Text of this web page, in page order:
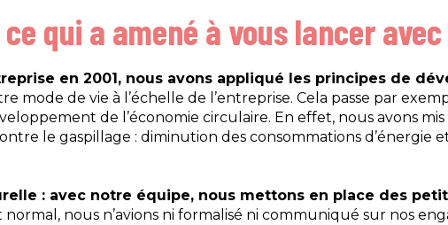
qui a amené à vous lancer
en 2001, nous avons appliqué les principes de
mode de vie à l’échelle de l’entreprise. Cela passe par
de l’économie circulaire. En effet, nous avons mis
le gaspillage : diminution des consommations d’énergie et
: avec notre équipe, nous mettons en place des
nous n’avions ni formalisé ni communiqué sur nos